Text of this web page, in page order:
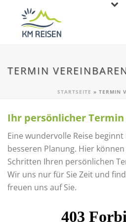
TERMIN
STARTSEITE » TERMIN
Ihr persönlicher
Eine wundervolle Reise
besseren Planung. Hier
Schritten Ihren persönlichen
Wir uns nur für Sie Zeit und
freuen uns auf Sie.